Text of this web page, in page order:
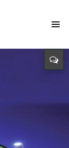
试）
创造氯乙酸国际